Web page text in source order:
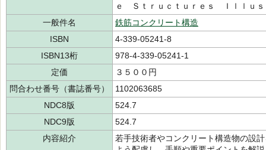
ｅ Ｓｔｒｕｃｔｕｒｅｓ Ｉｌｌｕ
一般件名
鉄筋コンクリート構造
ISBN
4-339-05241-8
ISBN13桁
978-4-339-05241-1
定価
３５００円
問合わせ番号（書誌番号）
1102063685
NDC8版
524.7
NDC9版
524.7
内容紹介
若手技術者やコンクリート構造物の設